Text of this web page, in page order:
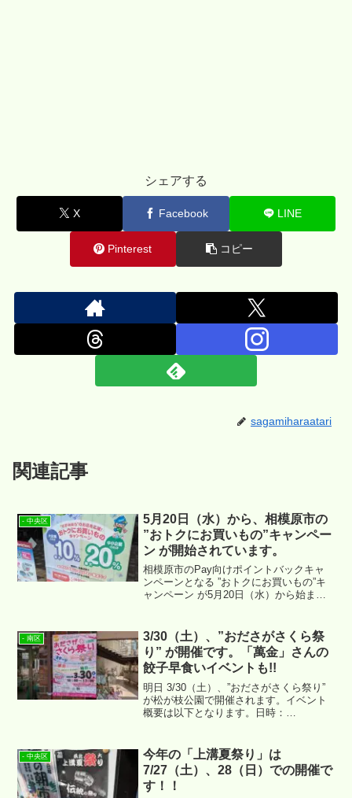
シェアする
X Facebook LINE
Pinterest コピー
sagamiharaatari
関連記事
- 中央区
5月20日（水）から、相模原市の
”おトクにお買いもの”キャンペー
ン が開始されています。
相模原市のPay向けポイントバックキャ
ンペーンとなる ”おトクにお買いもの”キ
ャンペーン が5月20日（水）から始まっ
す。
- 南区
3/30（土）、”おださがさくら祭
り” が開催です。「萬金」さんの
餃子早食いイベントも!!
明日 3/30（土）、”おださがさくら祭り”
が松が枝公園で開催されます。イベント
概要は以下となります。日時：
松が枝町11） 催し物：ステージ、屋台、
縁日
- 中央区
今年の「上溝夏祭り」は
7/27（土）、28（日）での開催で
す！！